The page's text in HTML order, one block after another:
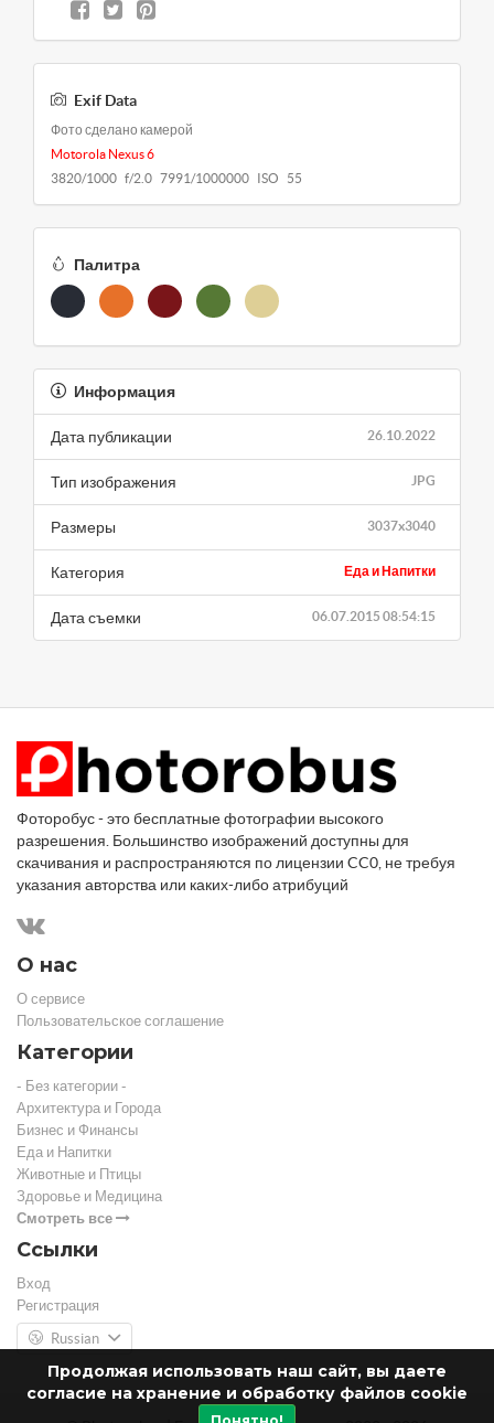
Продолжая использовать наш сайт, вы даете
согласие на хранение и обработку файлов cookie
Exif Data
Фото сделано камерой
Motorola Nexus 6
3820/1000 f/2.0 7991/1000000 ISO 55
Палитра
Информация
26.10.2022
Дата публикации
JPG
Тип изображения
3037x3040
Размеры
Еда и Напитки
Категория
06.07.2015 08:54:15
Дата съемки
Фоторобус - это бесплатные фотографии высокого
разрешения. Большинство изображений доступны для
скачивания и распространяются по лицензии CC0, не требуя
указания авторства или каких-либо атрибуций
О нас
О сервисе
Пользовательское соглашение
Категории
- Без категории -
Архитектура и Города
Бизнес и Финансы
Еда и Напитки
Животные и Птицы
Здоровье и Медицина
Смотреть все
Ссылки
Вход
Регистрация
Russian